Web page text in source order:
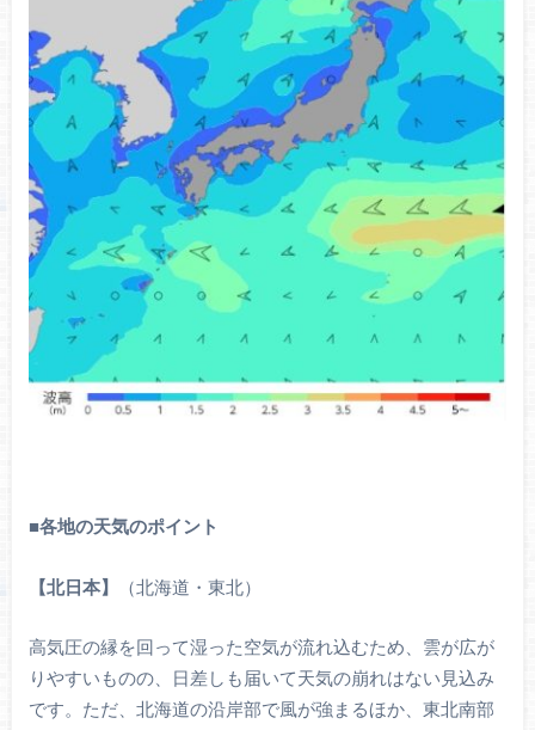
■各地の天気のポイント
【北日本】 （北海道・東北）
高気圧の縁を回って湿った空気が流れ込むため、雲が広が
りやすいものの、日差しも届いて天気の崩れはない見込み
です。ただ、北海道の沿岸部で風が強まるほか、東北南部